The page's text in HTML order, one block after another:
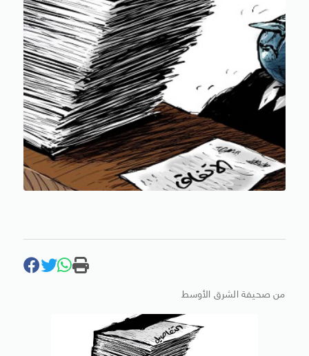
من صحيفة الشرق الأوسط